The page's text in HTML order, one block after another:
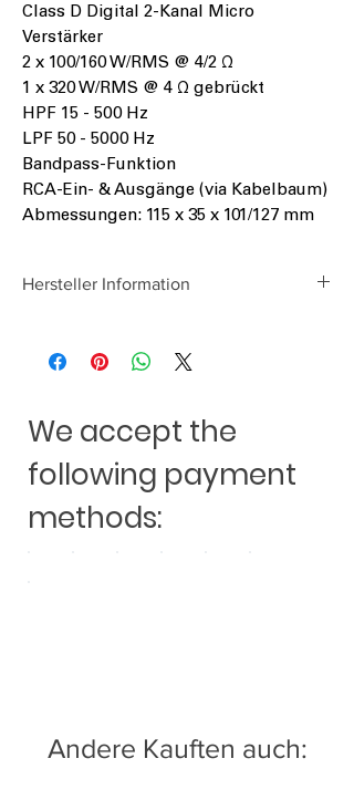
Class D Digital 2-Kanal Micro
Verstärker
2 x 100/160 W/RMS @ 4/2 Ω
1 x 320 W/RMS @ 4 Ω gebrückt
HPF 15 - 500 Hz
LPF 50 - 5000 Hz
Bandpass-Funktion
RCA-Ein- & Ausgänge (via Kabelbaum)
Abmessungen: 115 x 35 x 101/127 mm
Hersteller Information
Am Breilingsweg 3
We accept the
following payment
methods:
Andere Kauften auch: